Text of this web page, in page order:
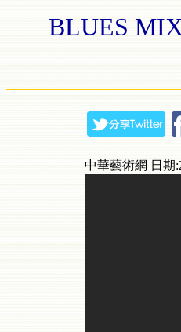
BLUES
中華藝術網 日期